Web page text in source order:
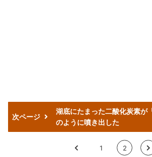
次ページ
湖底にたまった二酸化炭素が
のように噴き出した
< 1 2 >